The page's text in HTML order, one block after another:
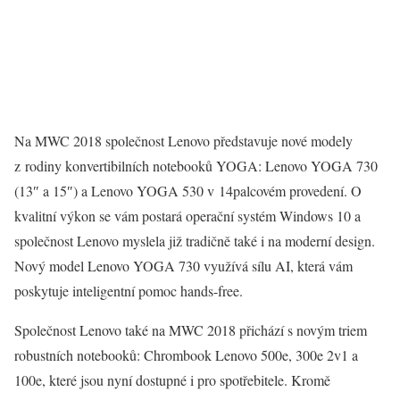
Na MWC 2018 společnost Lenovo představuje nové modely
z rodiny konvertibilních notebooků YOGA: Lenovo YOGA 730
(13″ a 15″) a Lenovo YOGA 530 v 14palcovém provedení. O
kvalitní výkon se vám postará operační systém Windows 10 a
společnost Lenovo myslela již tradičně také i na moderní design.
Nový model Lenovo YOGA 730 využívá sílu AI, která vám
poskytuje inteligentní pomoc hands-free.
Společnost Lenovo také na MWC 2018 přichází s novým triem
robustních notebooků: Chrombook Lenovo 500e, 300e 2v1 a
100e, které jsou nyní dostupné i pro spotřebitele. Kromě